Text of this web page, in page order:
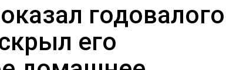
годовалого
его